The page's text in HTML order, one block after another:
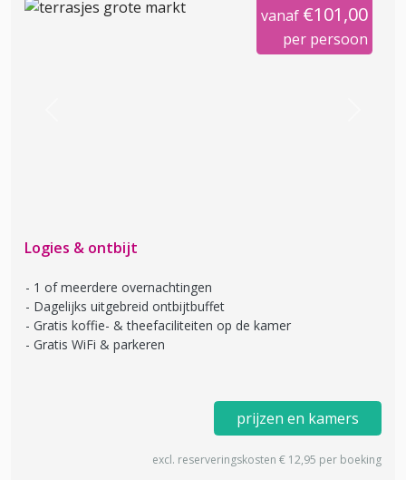
vanaf €101,00
per persoon
Logies & ontbijt
1 of meerdere overnachtingen
Dagelijks uitgebreid ontbijtbuffet
Gratis koffie- & theefaciliteiten op de kamer
Gratis WiFi & parkeren
prijzen en kamers
excl. reserveringskosten € 12,95 per boeking